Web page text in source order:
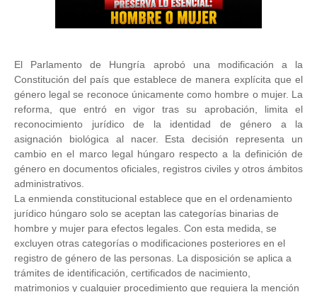
El Parlamento de Hungría aprobó una modificación a la
Constitución del país que establece de manera explícita que el
género legal se reconoce únicamente como hombre o mujer. La
reforma, que entró en vigor tras su aprobación, limita el
reconocimiento jurídico de la identidad de género a la
asignación biológica al nacer. Esta decisión representa un
cambio en el marco legal húngaro respecto a la definición de
género en documentos oficiales, registros civiles y otros ámbitos
administrativos.
La enmienda constitucional establece que en el ordenamiento
jurídico húngaro solo se aceptan las categorías binarias de
hombre y mujer para efectos legales. Con esta medida, se
excluyen otras categorías o modificaciones posteriores en el
registro de género de las personas. La disposición se aplica a
trámites de identificación, certificados de nacimiento,
matrimonios y cualquier procedimiento que requiera la mención